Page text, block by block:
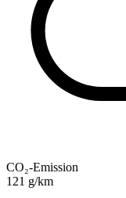
CO₂-Emission
121 g/km